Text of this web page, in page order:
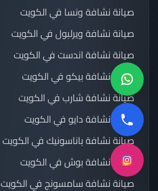
صيانة نشافة ونسا في الكويت
صيانة نشافة ويرلبول في الكويت
صيانة نشافة اندست في الكويت
صيانة نشافة بيكو في الكويت
صيانة نشافة شارب في الكويت
صيانة نشافة دايو في الكويت
صيانة نشافة باناسونيك في الكويت
صيانة نشافة بوش في الكويت
صيانة نشافة سامسونج في الكويت